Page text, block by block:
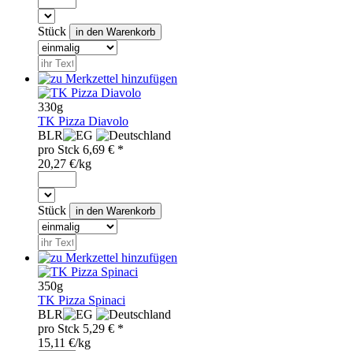
Stück
330g
TK Pizza Diavolo
BLR
pro Stck 6,69 € *
20,27 €/kg
Stück
350g
TK Pizza Spinaci
BLR
pro Stck 5,29 € *
15,11 €/kg